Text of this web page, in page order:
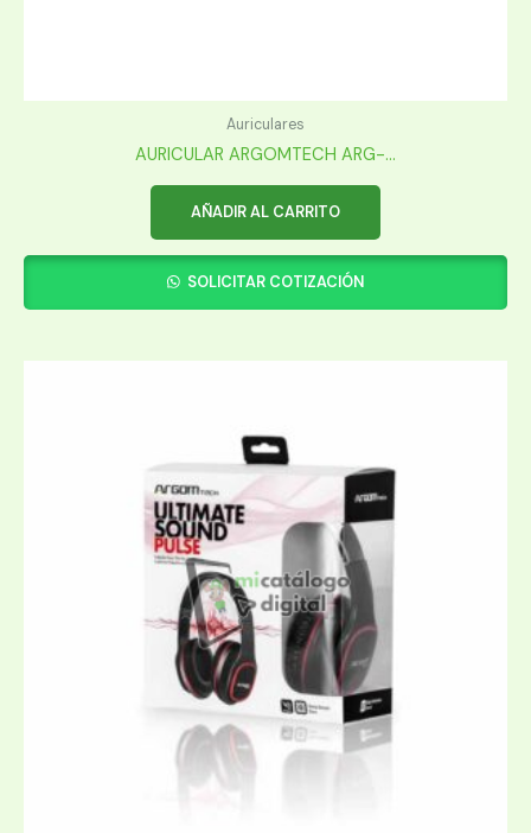
Auriculares
AURICULAR ARGOMTECH ARG-...
AÑADIR AL CARRITO
SOLICITAR COTIZACIÓN